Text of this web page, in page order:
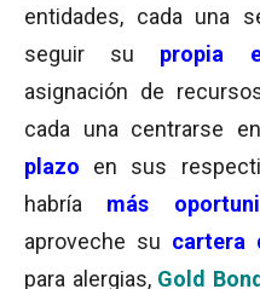
entidades, cada una
seguir su propia
asignación de
cada una centrarse
plazo
en sus
habría más
aproveche su cartera
para alergias, Gold Bond